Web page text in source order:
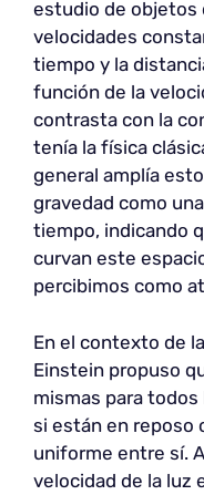
estudio de objetos
velocidades
tiempo y la
función de la
contrasta con la
tenía la física
general amplía
gravedad como
tiempo, indicando
curvan este
percibimos como
En el contexto de la
Einstein propuso
mismas para
si están en reposo
uniforme entre sí.
velocidad de la luz